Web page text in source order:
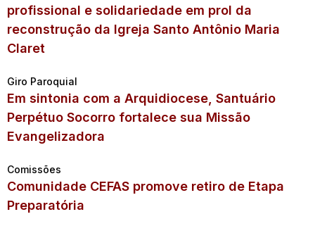
profissional e solidariedade em prol da
reconstrução da Igreja Santo Antônio Maria
Claret
Giro Paroquial
Em sintonia com a Arquidiocese, Santuário
Perpétuo Socorro fortalece sua Missão
Evangelizadora
Comissões
Comunidade CEFAS promove retiro de Etapa
Preparatória